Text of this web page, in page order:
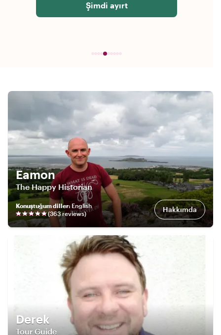
Şimdi ayırt
Eamon
The Happy Historian
Konuştuğum diller: English
(363reviews) Hakkımda
Derek
Tour Guide